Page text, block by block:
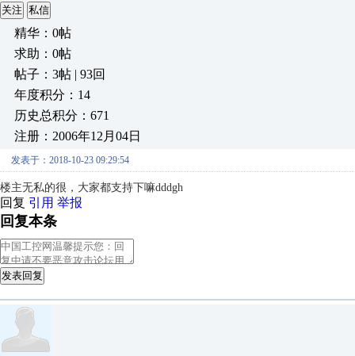
关注 私信
精华：0帖
求助：0帖
帖子：3帖 | 93回
年度积分：14
历史总积分：671
注册：2006年12月04日
发表于：2018-10-23 09:29:54
楼主无私的很，大家都支持下嘛dddgh
回复 引用 举报
回复本条
发表回复